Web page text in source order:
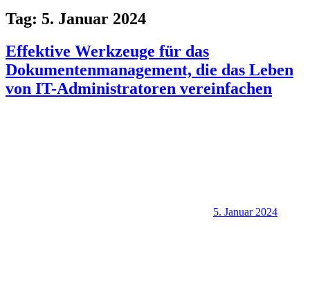
Tag: 5. Januar 2024
Effektive Werkzeuge für das
Dokumentenmanagement, die das Leben
von IT-Administratoren vereinfachen
5. Januar 2024